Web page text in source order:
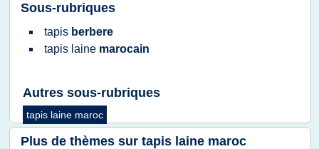
Sous-rubriques
tapis berbere
tapis laine marocain
Autres sous-rubriques
tapis laine maroc
Plus de thèmes sur tapis laine maroc